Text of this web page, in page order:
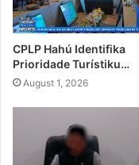
CPLP Hahú Identifika
Prioridade Turístiku…
August 1, 2026